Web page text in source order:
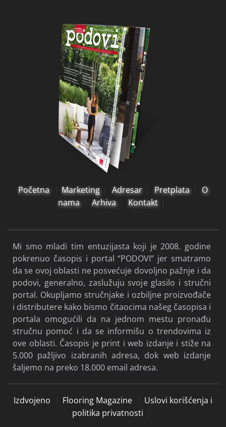
Početna Marketing Adresar Pretplata
O
nama
Arhiva Kontakt
Mi smo mladi tim entuzijasta koji je 2008. godine
pokrenuo časopis i portal “PODOVI” jer smatramo
da se ovoj oblasti ne posvećuje dovoljno pažnje i da
podovi, generalno, zaslužuju svoje glasilo i stručni
portal. Okupljamo stručnjake i ozbiljne proizvođače
i distributere kako bismo čitaocima našeg časopisa i
portala omogućili da na jednom mestu pronađu
stručnu pomoć i da se informišu o trendovima iz
ove oblasti. Časopis je print i web izdanje i stiže na
5.000 pažljivo izabranih adresa, dok web izdanje
šaljemo na preko 18.000 email adresa.
Izdvojeno Flooring Magazine
Uslovi korišćenja i
politika privatnosti